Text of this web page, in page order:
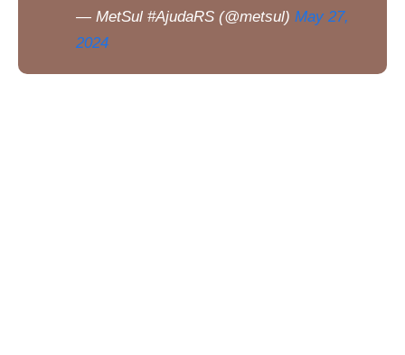
— MetSul #AjudaRS (@metsul) May 27,
2024